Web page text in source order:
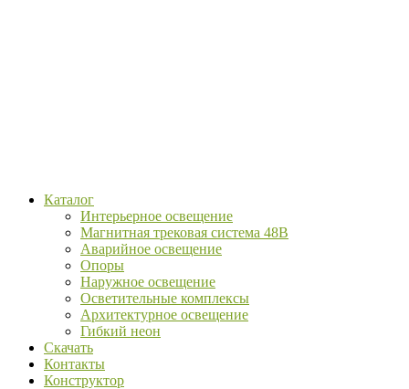
Каталог
Интерьерное освещение
Магнитная трековая система 48В
Аварийное освещение
Опоры
Наружное освещение
Осветительные комплексы
Архитектурное освещение
Гибкий неон
Скачать
Контакты
Конструктор